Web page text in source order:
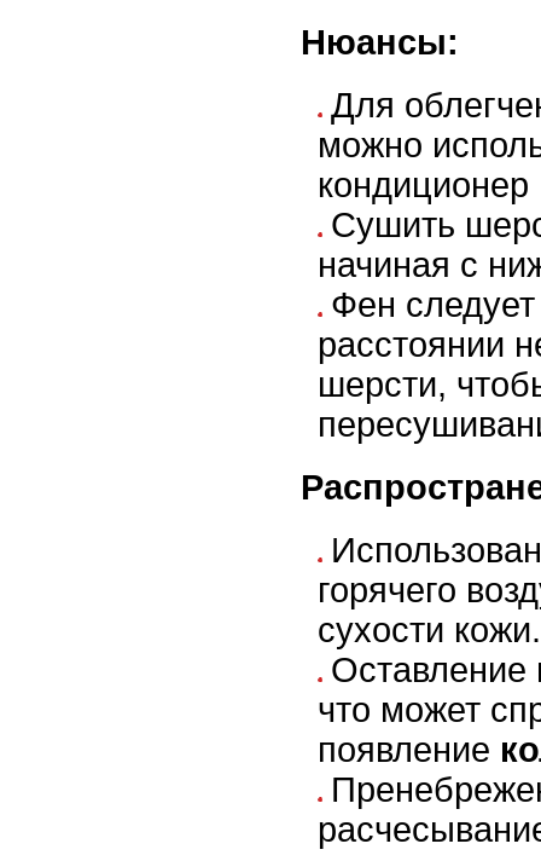
Нюансы:
Для
можно
Сушить
начиная с
Фен
расстоянии
шерсти,
горячего
сухости кожи.
Оставление
что может
появление